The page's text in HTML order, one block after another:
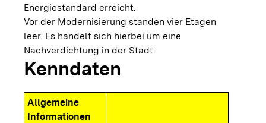
Energiestandard erreicht.
Vor der Modernisierung standen vier Etagen
leer. Es handelt sich hierbei um eine
Nachverdichtung in der Stadt.
Kenndaten
Allgemeine
Informationen